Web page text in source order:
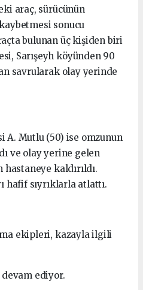
araç, sürücünün
sonucu
bulunan üç kişiden biri
Sarışeyh köyünden 90
savrularak olay yerinde
A. Mutlu (50) ise omzunun
ve olay yerine gelen
kaldırıldı.
hafif sıyrıklarla atlattı.
ekipleri, kazayla ilgili
ediyor.